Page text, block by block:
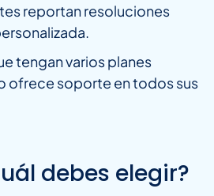
reportan resoluciones
tengan varios planes
ofrece soporte en todos sus
debes elegir?